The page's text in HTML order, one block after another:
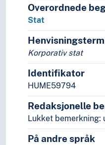
Overordnede
Stat
Henvisningsterm
Korporativ stat
Identifikator
HUME59794
Redaksjonelle
Lukket bemerkning:
På andre språk